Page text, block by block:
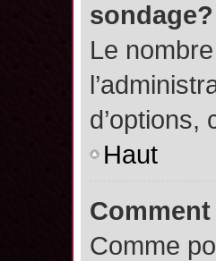
sondage?
Le
d’options,
Haut
Comme